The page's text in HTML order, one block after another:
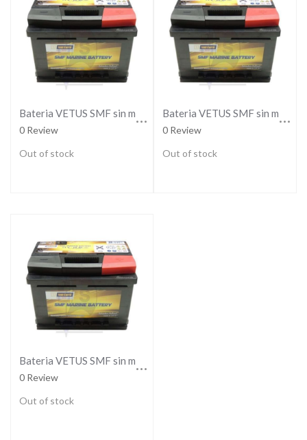
Bateria VETUS SMF sin mantenimiento, 12V, 145 Ah
0 Review
Out of stock
Bateria VETUS SMF sin mantenimiento, 12V, 165 Ah
0 Review
Out of stock
Bateria VETUS SMF sin mantenimiento, 12V, 200 Ah
0 Review
Out of stock